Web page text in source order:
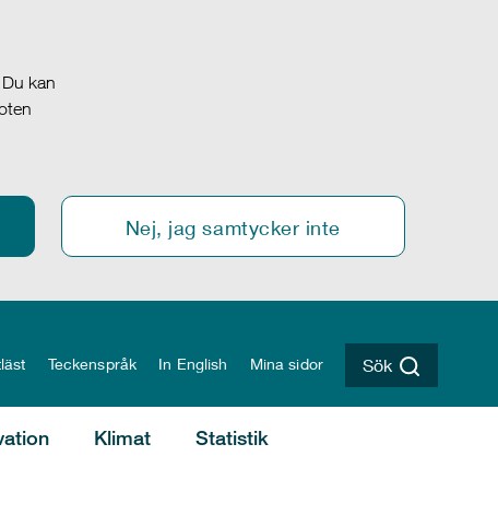
kan
Nej, jag samtycker inte
Teckenspråk In English Mina sidor Sök
Klimat Statistik